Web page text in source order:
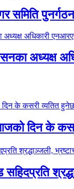
समिति
अध्यक्ष
दिन के